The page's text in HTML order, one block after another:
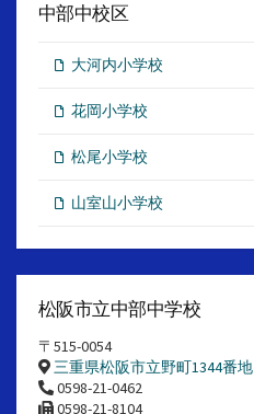
中部中校区
大河内小学校
花岡小学校
松尾小学校
山室山小学校
松阪市立中部中学校
〒515-0054
三重県松阪市立野町1344番地
0598-21-0462
0598-21-8104